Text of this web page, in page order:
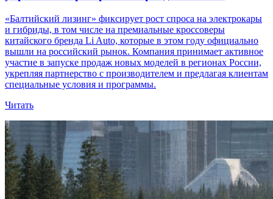
«Балтийский лизинг» фиксирует рост спроса на электрокары
и гибриды, в том числе на премиальные кроссоверы
китайского бренда Li Auto, которые в этом году официально
вышли на российский рынок. Компания принимает активное
участие в запуске продаж новых моделей в регионах России,
укрепляя партнерство с производителем и предлагая клиентам
специальные условия и программы.
Читать